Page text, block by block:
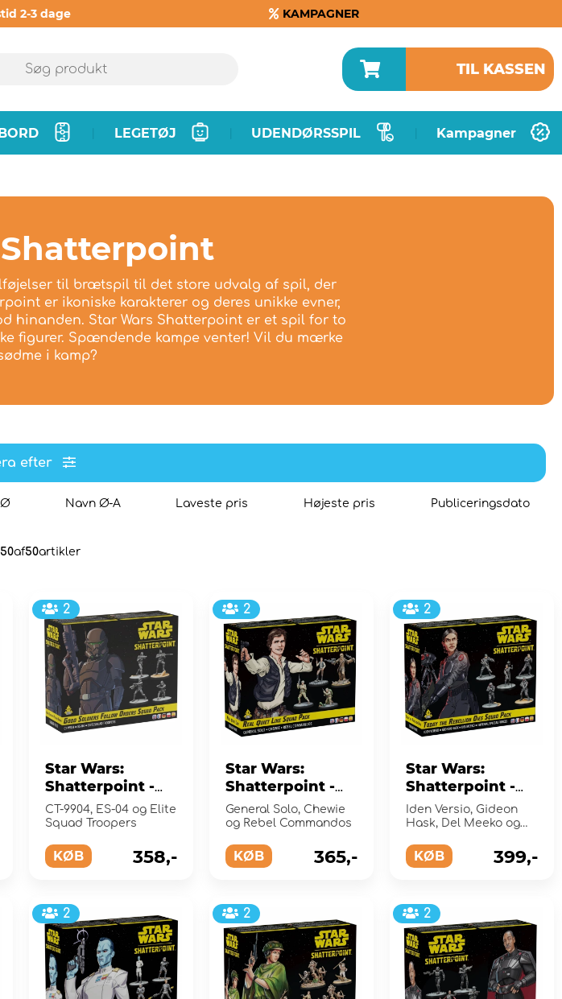
2-3 dage KAMPAGNER
TIL KASSEN
LEGETØJ UDENDØRSSPIL Kampagner
til brætspil til det store udvalg af spil, der
er ikoniske karakterer og deres unikke evner,
hinanden. Star Wars Shatterpoint er et spil for to
figurer. Spændende kampe venter! Vil du mærke
i kamp?
efter
Ø Navn Ø-A Laveste pris Højeste pris Publiceringsdato
af50artikler
2
Star Wars:
Shatterpoint -
Good Soldiers
Follow Orders
(Exp.)
CT-9904, ES-04 og Elite
Squad Troopers
KØB 358,-
2
Star Wars:
Shatterpoint -
Real Quiet Like
Squad Pack
General Solo, Chewie
og Rebel Commandos
KØB 365,-
2
Star Wars:
Shatterpoint -
Today the
Rebellion Dies
(Exp.)
Iden Versio, Gideon
Hask, Del Meeko og
Forces
KØB 399,-
2 2 2